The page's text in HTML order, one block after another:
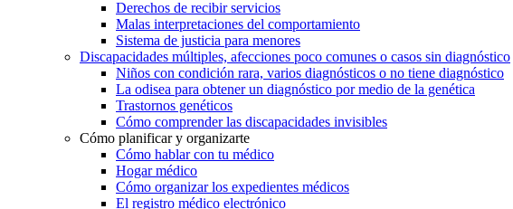
Derechos de recibir servicios
Malas interpretaciones del comportamiento
Sistema de justicia para menores
Discapacidades múltiples, afecciones poco comunes o casos sin diagnóstico
Niños con condición rara, varios diagnósticos o no tiene diagnóstico
La odisea para obtener un diagnóstico por medio de la genética
Trastornos genéticos
Cómo comprender las discapacidades invisibles
Cómo planificar y organizarte
Cómo hablar con tu médico
Hogar médico
Cómo organizar los expedientes médicos
El registro médico electrónico